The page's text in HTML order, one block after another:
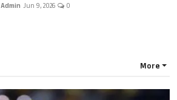
Admin Jun 9, 2026 0
More